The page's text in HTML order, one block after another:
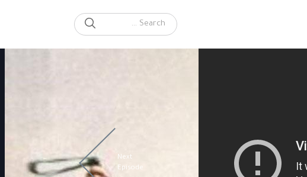
Search for:
SEARCH
Next
Episode